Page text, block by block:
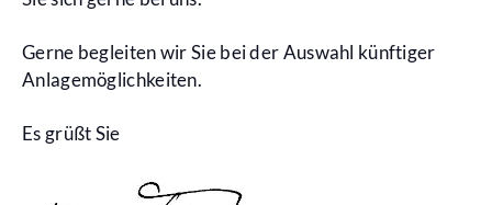
Gerne begleiten wir Sie bei der Auswahl künftiger
Anlagemöglichkeiten.
Es grüßt Sie